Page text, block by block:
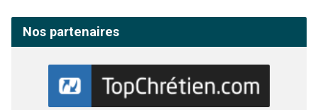
Nos partenaires